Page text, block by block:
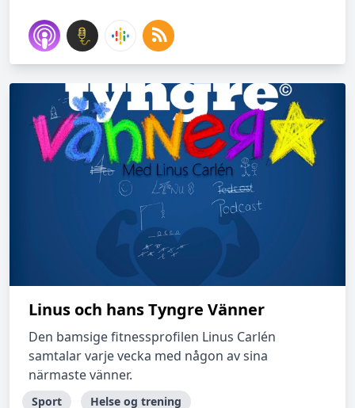
Linus och hans Tyngre Vänner
Den bamsige fitnessprofilen Linus Carlén
samtalar varje vecka med någon av sina
närmaste vänner.
Sport Helse og trening